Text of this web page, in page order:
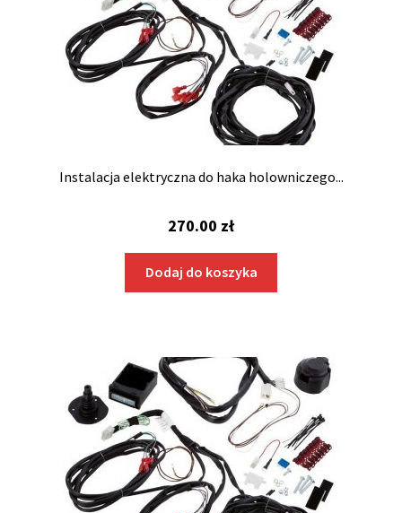
Instalacja elektryczna do haka holowniczego...
270.00 zł
Dodaj do koszyka